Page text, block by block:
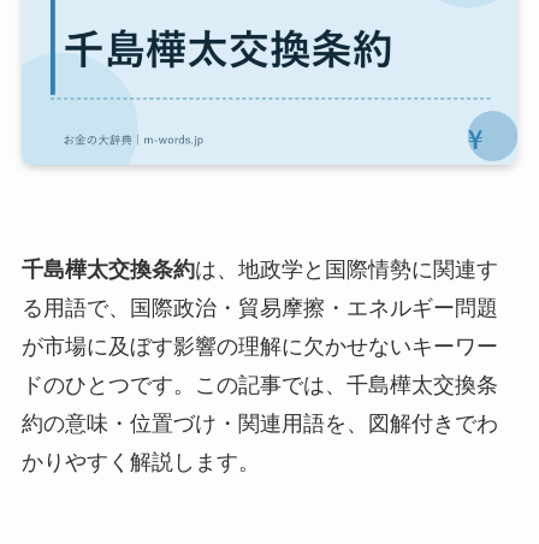
千島樺太交換条約は、地政学と国際情勢に関連す
る用語で、国際政治・貿易摩擦・エネルギー問題
が市場に及ぼす影響の理解に欠かせないキーワー
ドのひとつです。この記事では、千島樺太交換条
約の意味・位置づけ・関連用語を、図解付きでわ
かりやすく解説します。